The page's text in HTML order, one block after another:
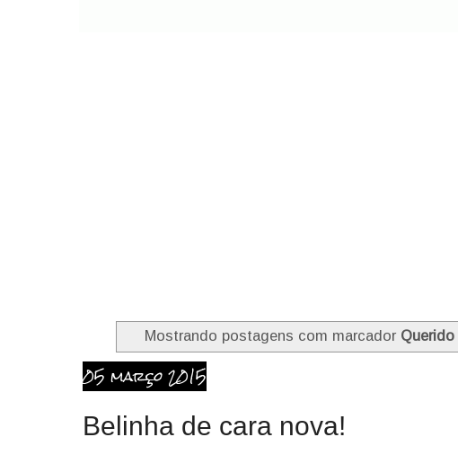
Mostrando postagens com marcador Querido
05 março 2015
Belinha de cara nova!